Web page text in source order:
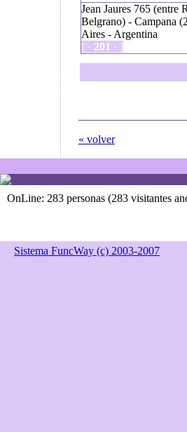
Jean Jaures 765 (entre
Belgrano) - Campana
Aires - Argentina
[ · 201 · ]
« volver
OnLine: 283 personas (283 visitantes
Sistema FuncWay (c) 2003-2007